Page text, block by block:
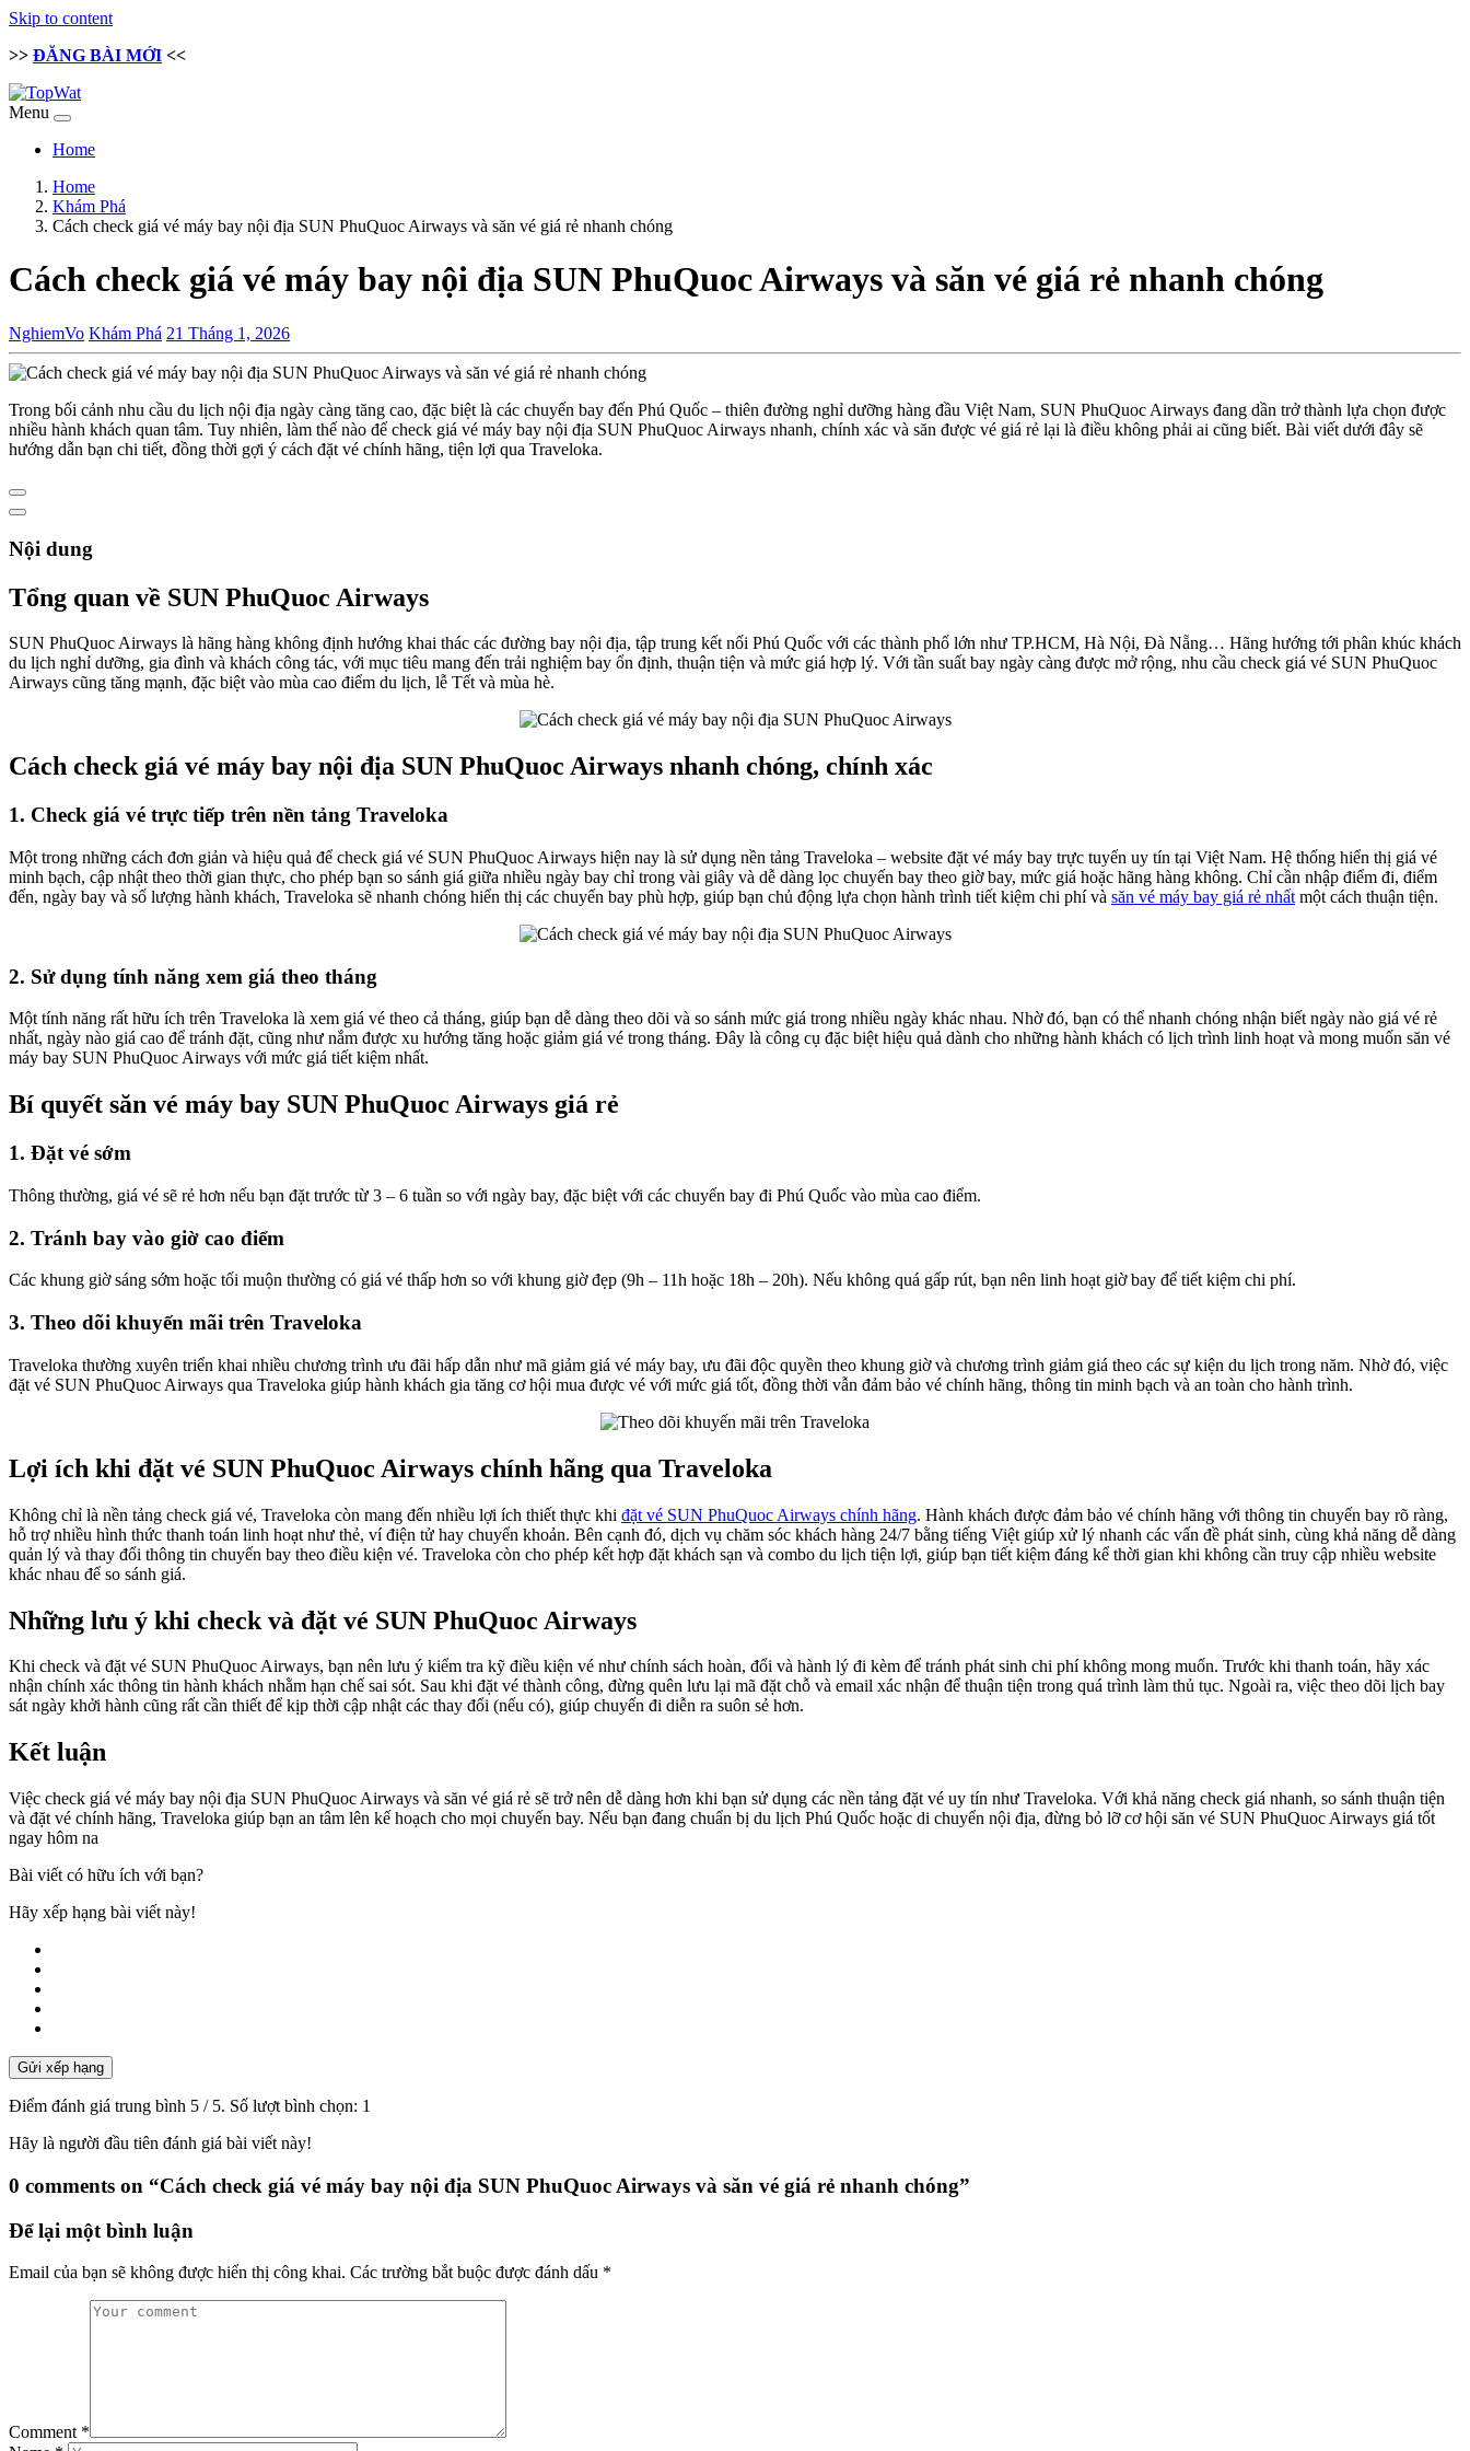
Skip to content
>> ĐĂNG BÀI MỚI <<
Menu
Home
Home
Khám Phá
Cách check giá vé máy bay nội địa SUN PhuQuoc Airways và săn vé giá rẻ nhanh chóng
Cách check giá vé máy bay nội địa SUN PhuQuoc Airways và săn vé giá rẻ nhanh chóng
NghiemVo Khám Phá 21 Tháng 1, 2026
Trong bối cảnh nhu cầu du lịch nội địa ngày càng tăng cao, đặc biệt là các chuyến bay đến Phú Quốc – thiên đường nghỉ dưỡng hàng đầu Việt Nam, SUN PhuQuoc Airways đang dần trở thành lựa chọn được
nhiều hành khách quan tâm. Tuy nhiên, làm thế nào để check giá vé máy bay nội địa SUN PhuQuoc Airways nhanh, chính xác và săn được vé giá rẻ lại là điều không phải ai cũng biết. Bài viết dưới đây sẽ
hướng dẫn bạn chi tiết, đồng thời gợi ý cách đặt vé chính hãng, tiện lợi qua Traveloka.
Nội dung
Tổng quan về SUN PhuQuoc Airways
SUN PhuQuoc Airways là hãng hàng không định hướng khai thác các đường bay nội địa, tập trung kết nối Phú Quốc với các thành phố lớn như TP.HCM, Hà Nội, Đà Nẵng… Hãng hướng tới phân khúc khách
du lịch nghỉ dưỡng, gia đình và khách công tác, với mục tiêu mang đến trải nghiệm bay ổn định, thuận tiện và mức giá hợp lý. Với tần suất bay ngày càng được mở rộng, nhu cầu check giá vé SUN PhuQuoc
Airways cũng tăng mạnh, đặc biệt vào mùa cao điểm du lịch, lễ Tết và mùa hè.
Cách check giá vé máy bay nội địa SUN PhuQuoc Airways nhanh chóng, chính xác
1. Check giá vé trực tiếp trên nền tảng Traveloka
Một trong những cách đơn giản và hiệu quả để check giá vé SUN PhuQuoc Airways hiện nay là sử dụng nền tảng Traveloka – website đặt vé máy bay trực tuyến uy tín tại Việt Nam. Hệ thống hiển thị giá vé
minh bạch, cập nhật theo thời gian thực, cho phép bạn so sánh giá giữa nhiều ngày bay chỉ trong vài giây và dễ dàng lọc chuyến bay theo giờ bay, mức giá hoặc hãng hàng không. Chỉ cần nhập điểm đi, điểm
đến, ngày bay và số lượng hành khách, Traveloka sẽ nhanh chóng hiển thị các chuyến bay phù hợp, giúp bạn chủ động lựa chọn hành trình tiết kiệm chi phí và săn vé máy bay giá rẻ nhất một cách thuận tiện.
2. Sử dụng tính năng xem giá theo tháng
Một tính năng rất hữu ích trên Traveloka là xem giá vé theo cả tháng, giúp bạn dễ dàng theo dõi và so sánh mức giá trong nhiều ngày khác nhau. Nhờ đó, bạn có thể nhanh chóng nhận biết ngày nào giá vé rẻ
nhất, ngày nào giá cao để tránh đặt, cũng như nắm được xu hướng tăng hoặc giảm giá vé trong tháng. Đây là công cụ đặc biệt hiệu quả dành cho những hành khách có lịch trình linh hoạt và mong muốn săn vé
máy bay SUN PhuQuoc Airways với mức giá tiết kiệm nhất.
Bí quyết săn vé máy bay SUN PhuQuoc Airways giá rẻ
1. Đặt vé sớm
Thông thường, giá vé sẽ rẻ hơn nếu bạn đặt trước từ 3 – 6 tuần so với ngày bay, đặc biệt với các chuyến bay đi Phú Quốc vào mùa cao điểm.
2. Tránh bay vào giờ cao điểm
Các khung giờ sáng sớm hoặc tối muộn thường có giá vé thấp hơn so với khung giờ đẹp (9h – 11h hoặc 18h – 20h). Nếu không quá gấp rút, bạn nên linh hoạt giờ bay để tiết kiệm chi phí.
3. Theo dõi khuyến mãi trên Traveloka
Traveloka thường xuyên triển khai nhiều chương trình ưu đãi hấp dẫn như mã giảm giá vé máy bay, ưu đãi độc quyền theo khung giờ và chương trình giảm giá theo các sự kiện du lịch trong năm. Nhờ đó, việc
đặt vé SUN PhuQuoc Airways qua Traveloka giúp hành khách gia tăng cơ hội mua được vé với mức giá tốt, đồng thời vẫn đảm bảo vé chính hãng, thông tin minh bạch và an toàn cho hành trình.
Lợi ích khi đặt vé SUN PhuQuoc Airways chính hãng qua Traveloka
Không chỉ là nền tảng check giá vé, Traveloka còn mang đến nhiều lợi ích thiết thực khi đặt vé SUN PhuQuoc Airways chính hãng. Hành khách được đảm bảo vé chính hãng với thông tin chuyến bay rõ ràng,
hỗ trợ nhiều hình thức thanh toán linh hoạt như thẻ, ví điện tử hay chuyển khoản. Bên cạnh đó, dịch vụ chăm sóc khách hàng 24/7 bằng tiếng Việt giúp xử lý nhanh các vấn đề phát sinh, cùng khả năng dễ dàng
quản lý và thay đổi thông tin chuyến bay theo điều kiện vé. Traveloka còn cho phép kết hợp đặt khách sạn và combo du lịch tiện lợi, giúp bạn tiết kiệm đáng kể thời gian khi không cần truy cập nhiều website
khác nhau để so sánh giá.
Những lưu ý khi check và đặt vé SUN PhuQuoc Airways
Khi check và đặt vé SUN PhuQuoc Airways, bạn nên lưu ý kiểm tra kỹ điều kiện vé như chính sách hoàn, đổi và hành lý đi kèm để tránh phát sinh chi phí không mong muốn. Trước khi thanh toán, hãy xác
nhận chính xác thông tin hành khách nhằm hạn chế sai sót. Sau khi đặt vé thành công, đừng quên lưu lại mã đặt chỗ và email xác nhận để thuận tiện trong quá trình làm thủ tục. Ngoài ra, việc theo dõi lịch bay
sát ngày khởi hành cũng rất cần thiết để kịp thời cập nhật các thay đổi (nếu có), giúp chuyến đi diễn ra suôn sẻ hơn.
Kết luận
Việc check giá vé máy bay nội địa SUN PhuQuoc Airways và săn vé giá rẻ sẽ trở nên dễ dàng hơn khi bạn sử dụng các nền tảng đặt vé uy tín như Traveloka. Với khả năng check giá nhanh, so sánh thuận tiện
và đặt vé chính hãng, Traveloka giúp bạn an tâm lên kế hoạch cho mọi chuyến bay. Nếu bạn đang chuẩn bị du lịch Phú Quốc hoặc di chuyển nội địa, đừng bỏ lỡ cơ hội săn vé SUN PhuQuoc Airways giá tốt
ngay hôm na
Bài viết có hữu ích với bạn?
Hãy xếp hạng bài viết này!
Gửi xếp hạng
Điểm đánh giá trung bình 5 / 5. Số lượt bình chọn: 1
Hãy là người đầu tiên đánh giá bài viết này!
0 comments on “Cách check giá vé máy bay nội địa SUN PhuQuoc Airways và săn vé giá rẻ nhanh chóng”
Để lại một bình luận
Email của bạn sẽ không được hiển thị công khai. Các trường bắt buộc được đánh dấu *
Comment *